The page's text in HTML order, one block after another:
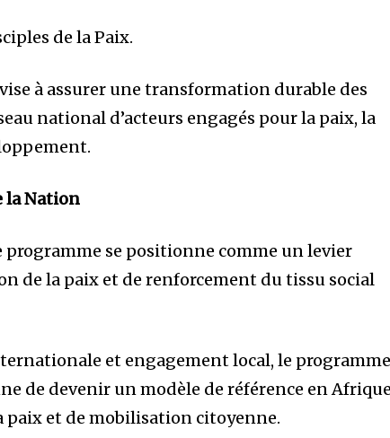
de la Paix.
à assurer une transformation durable des
national d’acteurs engagés pour la paix, la
la Nation
se positionne comme un levier
de la paix et de renforcement du tissu social
et engagement local, le
de devenir un modèle de référence en
paix et de mobilisation citoyenne.